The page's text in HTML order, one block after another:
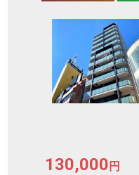
130,000 円